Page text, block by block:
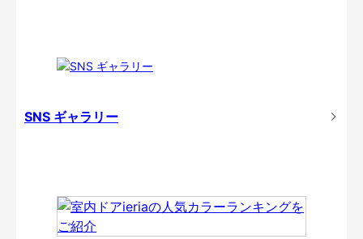
SNS ギャラリー